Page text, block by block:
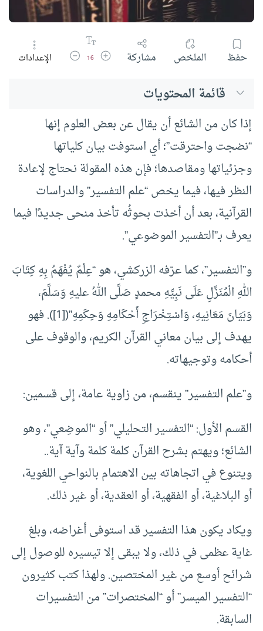
حفظ الملخص مشاركة زيادة حجم الخط
16 تقليل حجم الخط
الإعدادات
قائمة المحتويات
إذا كان من الشائع أن يقال عن بعض العلوم إنها
“نضجت واحترقت”؛ أي استوفت بيان كلياتها
وجزئياتها ومقاصدها؛ فإن هذه المقولة نحتاج لإعادة
النظر فيها، فيما يخص “علم التفسير” والدراسات
القرآنية، بعد أن أخذت بحوثُه تأخذ منحى جديدًا فيما
يعرف بـ”التفسير الموضوعي”.
و”التفسير”، كما عرّفه الزركشي، هو “عِلْمٌ يُفْهَمُ بِهِ كِتَابَ
اللهِ الْمُنَزَّلِ عَلَى نَبِيِّهِ محمدٍ صَلَّى اللهُ عليهِ وَسَلَّمَ،
وَبَيَانَ مَعَانِيهِ، وَاسْتِخْرَاجِ أَحْكَامِهِ وَحِكَمِهِ”([1]). فهو
يهدف إلى بيان معاني القرآن الكريم، والوقوف على
أحكامه وتوجيهاته.
و”علم التفسير” ينقسم، من زاوية عامة، إلى قسمين:
القسم الأول: “التفسير التحليلي” أو “الموضِعي”، وهو
الشائع؛ ويهتم بشرح القرآن كلمة كلمة وآية آية..
ويتنوع في اتجاهاته بين الاهتمام بالنواحي اللغوية،
أو البلاغية، أو الفقهية، أو العقدية، أو غير ذلك.
ويكاد يكون هذا التفسير قد استوفى أغراضه، وبلغ
غاية عظمى في ذلك، ولا يبقى إلا تيسيره للوصول إلى
شرائح أوسع من غير المختصين. ولهذا كتب كثيرون
“التفسير الميسر” أو “المختصرات” من التفسيرات
السابقة.